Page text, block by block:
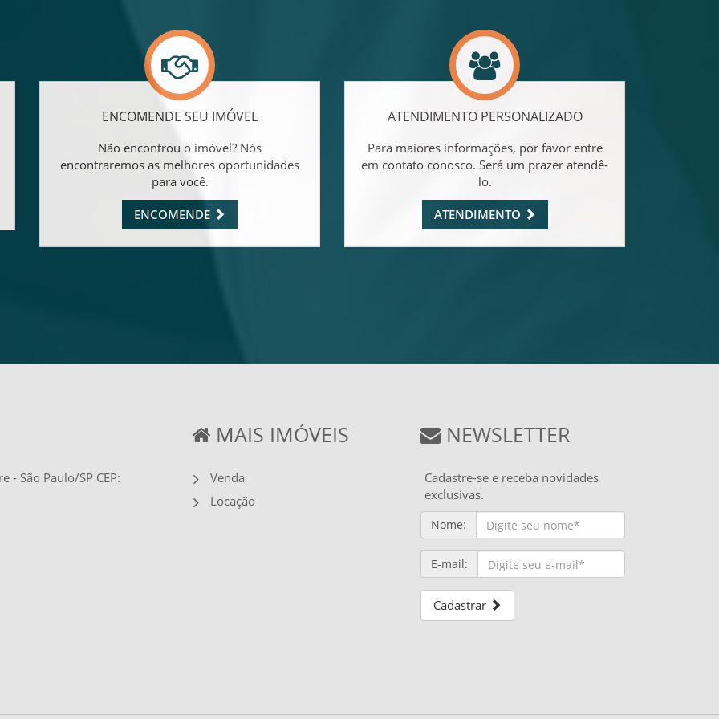
ENCOMENDE SEU IMÓVEL
Não encontrou o imóvel? Nós
encontraremos as melhores oportunidades
para você.
ENCOMENDE
ATENDIMENTO PERSONALIZADO
Para maiores informações, por favor entre
em contato conosco. Será um prazer atendê-
lo.
ATENDIMENTO
- São Paulo/SP CEP:
MAIS IMÓVEIS
Venda
Locação
NEWSLETTER
Cadastre-se e receba novidades
exclusivas.
Nome:
E-mail:
Cadastrar